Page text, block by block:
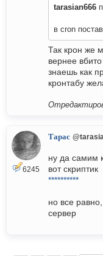
tarasian666
в cron
Так крон же
вернее
знаешь как
кронтабу
6245
Тарас
ну да самим
вот скриптик
**********
но все
сервер